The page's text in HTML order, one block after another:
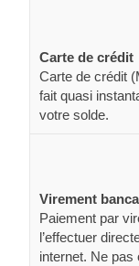
Carte de crédit
Carte de crédit
fait quasi
votre solde.
Virement
Paiement par
l’effectuer
internet. Ne pas